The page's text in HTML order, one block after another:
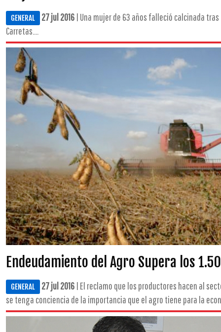
GENERAL 27 jul 2016 | Una mujer de 63 años falleció calcinada
Carretas....
Endeudamiento del Agro Supera los
GENERAL 27 jul 2016 | El reclamo que los productores hacen al
se tenga conciencia de la importancia que el agro tiene para la